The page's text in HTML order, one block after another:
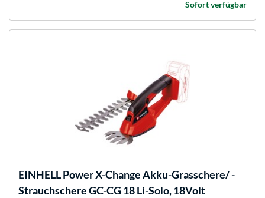
Sofort verfügbar
EINHELLPower X-Change Akku-Grasschere/ -
Strauchschere GC-CG 18 Li-Solo, 18Volt